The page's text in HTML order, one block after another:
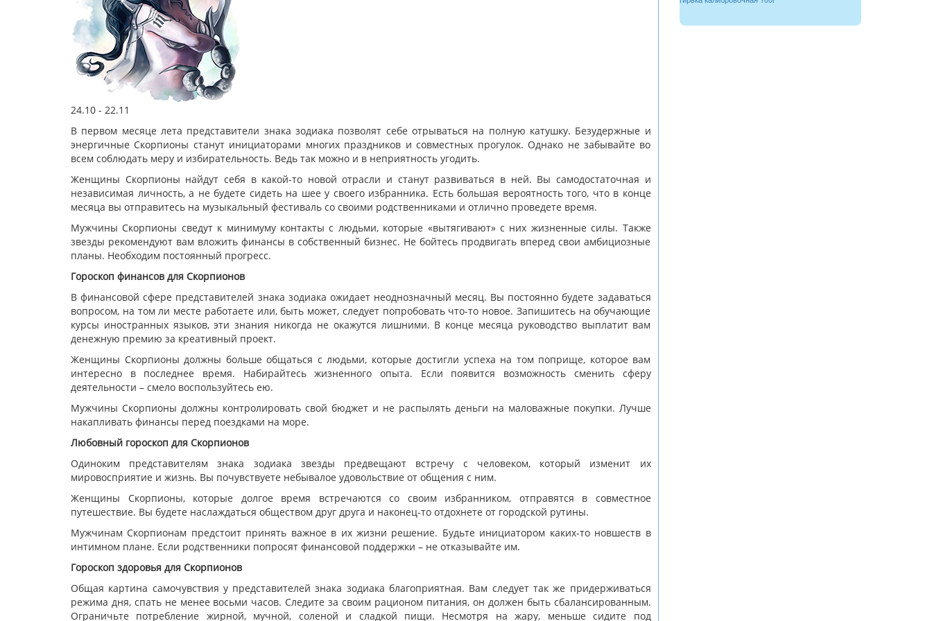
24.10 - 22.11
В первом месяце лета представители знака зодиака позволят себе отрываться на полную катушку. Безудержные и
энергичные Скорпионы станут инициаторами многих праздников и совместных прогулок. Однако не забывайте во
всем соблюдать меру и избирательность. Ведь так можно и в неприятность угодить.
Женщины Скорпионы найдут себя в какой-то новой отрасли и станут развиваться в ней. Вы самодостаточная и
независимая личность, а не будете сидеть на шее у своего избранника. Есть большая вероятность того, что в конце
месяца вы отправитесь на музыкальный фестиваль со своими родственниками и отлично проведете время.
Мужчины Скорпионы сведут к минимуму контакты с людьми, которые «вытягивают» с них жизненные силы. Также
звезды рекомендуют вам вложить финансы в собственный бизнес. Не бойтесь продвигать вперед свои амбициозные
планы. Необходим постоянный прогресс.
Гороскоп финансов для Скорпионов
В финансовой сфере представителей знака зодиака ожидает неоднозначный месяц. Вы постоянно будете задаваться
вопросом, на том ли месте работаете или, быть может, следует попробовать что-то новое. Запишитесь на обучающие
курсы иностранных языков, эти знания никогда не окажутся лишними. В конце месяца руководство выплатит вам
денежную премию за креативный проект.
Женщины Скорпионы должны больше общаться с людьми, которые достигли успеха на том поприще, которое вам
интересно в последнее время. Набирайтесь жизненного опыта. Если появится возможность сменить сферу
деятельности – смело воспользуйтесь ею.
Мужчины Скорпионы должны контролировать свой бюджет и не распылять деньги на маловажные покупки. Лучше
накапливать финансы перед поездками на море.
Любовный гороскоп для Скорпионов
Одиноким представителям знака зодиака звезды предвещают встречу с человеком, который изменит их
мировосприятие и жизнь. Вы почувствуете небывалое удовольствие от общения с ним.
Женщины Скорпионы, которые долгое время встречаются со своим избранником, отправятся в совместное
путешествие. Вы будете наслаждаться обществом друг друга и наконец-то отдохнете от городской рутины.
Мужчинам Скорпионам предстоит принять важное в их жизни решение. Будьте инициатором каких-то новшеств в
интимном плане. Если родственники попросят финансовой поддержки – не отказывайте им.
Гороскоп здоровья для Скорпионов
Общая картина самочувствия у представителей знака зодиака благоприятная. Вам следует так же придерживаться
режима дня, спать не менее восьми часов. Следите за своим рационом питания, он должен быть сбалансированным.
Ограничьте потребление жирной, мучной, соленой и сладкой пищи. Несмотря на жару, меньше сидите под